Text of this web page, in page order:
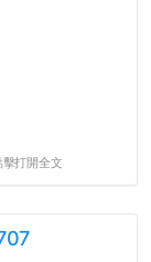
擊打開全文